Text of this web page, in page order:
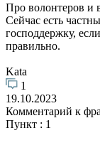
Про волонтеров и
Сейчас есть
господдержку,
правильно.
Kata
1
19.10.2023
Комментарий к
Пункт : 1